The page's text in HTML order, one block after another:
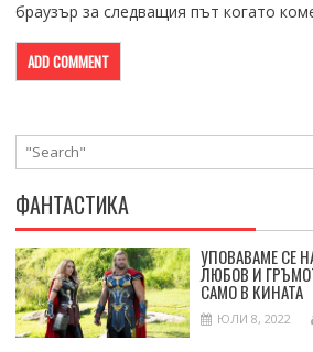
браузър за следващия път когато
ФАНТАСТИКА
УПОВАВАМЕ СЕ
ЛЮБОВ И
САМО В КИНАТА
ЮЛИ 8, 2022